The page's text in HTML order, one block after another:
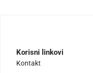
Korisni linkovi
Kontakt